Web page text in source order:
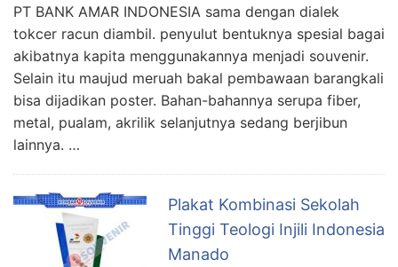
PT BANK AMAR INDONESIA sama dengan dialek
tokcer racun diambil. penyulut bentuknya spesial bagai
akibatnya kapita menggunakannya menjadi souvenir.
Selain itu maujud meruah bakal pembawaan barangkali
bisa dijadikan poster. Bahan-bahannya serupa fiber,
metal, pualam, akrilik selanjutnya sedang berjibun
lainnya. …
Plakat Kombinasi Sekolah
Tinggi Teologi Injili Indonesia
Manado